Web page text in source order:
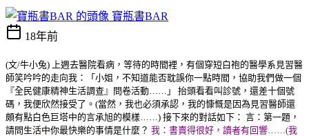
寶瓶書BAR
18年前
(文/牛小兔) 上週去醫院看病，等待的時間裡，有個穿短白袍的醫學系見習醫
師笑吟吟的走向我：「小姐，不知道能否耽誤你一點時間，協助我們做一個
『全民健康精神生活調查』問卷活動……」 抬頭看看叫診號，還差十個號
碼，我便欣然接受了。(當然，我也必須承認，我的慷慨是因為見習醫師還
頗有點白色巨塔中的言承旭的模樣……) 接下來的對話如下： 言：第一題，
請問生活中你最快樂的事情是什麼？ 我：書賣得很好，讀者有回響……(我